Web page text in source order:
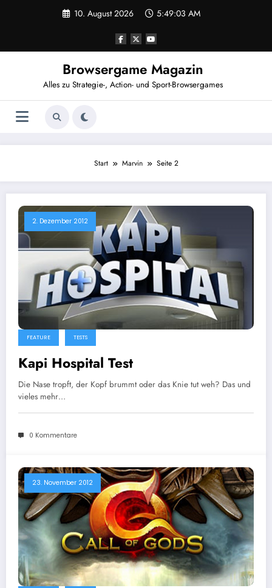
10. August 2026 5:49:03 AM
Browsergame Magazin
Alles zu Strategie-, Action- und Sport-Browsergames
Start Marvin Seite 2
2. Dezember 2012
FEATURE TESTS
Kapi Hospital Test
Die Nase tropft, der Kopf brummt oder das Knie tut weh? Das und
vieles mehr…
0 Kommentare
23. November 2012